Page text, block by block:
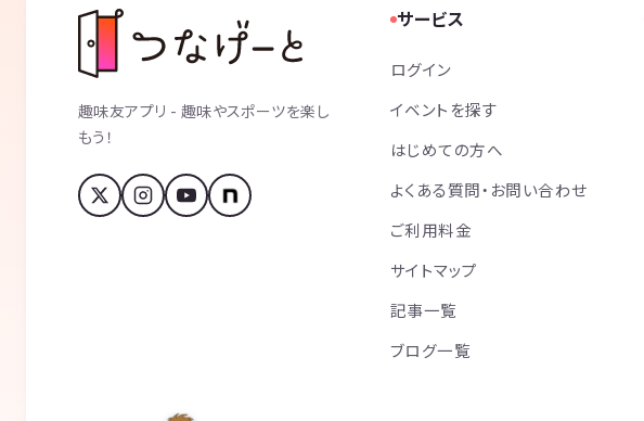
趣味友アプリ - 趣味やスポーツを楽し
もう！
サービス
ログイン
イベントを探す
はじめての方へ
よくある質問・お問い合わせ
ご利用料金
サイトマップ
記事一覧
ブログ一覧